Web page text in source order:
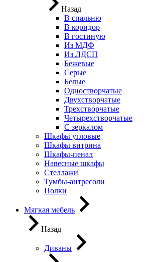
Назад
В спальню
В коридор
В гостиную
Из МДФ
Из ЛДСП
Бежевые
Серые
Белые
Одностворчатые
Двухстворчатые
Трехстворчатые
Четырехстворчатые
С зеркалом
Шкафы угловые
Шкафы витрина
Шкафы-пенал
Навесные шкафы
Стеллажи
Тумбы-антресоли
Полки
Мягкая мебель
Назад
Диваны